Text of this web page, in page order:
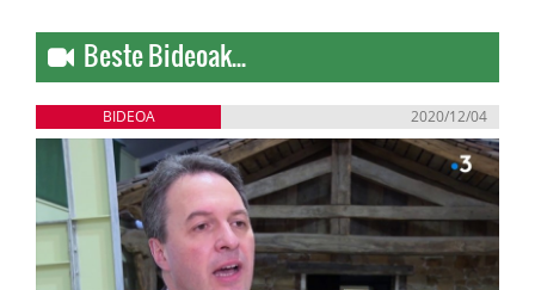
Beste Bideoak...
BIDEOA 2020/12/04